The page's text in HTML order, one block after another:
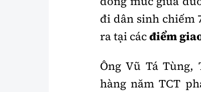
đi dân sinh chiếm
ra tại cácđiểm
Ông Vũ Tá Tùng,
hàng năm TCT